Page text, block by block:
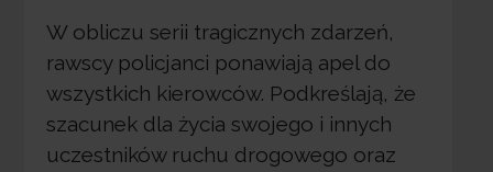
W obliczu serii tragicznych zdarzeń,
rawscy policjanci ponawiają apel do
wszystkich kierowców. Podkreślają, że
szacunek dla życia swojego i innych
uczestników ruchu drogowego oraz